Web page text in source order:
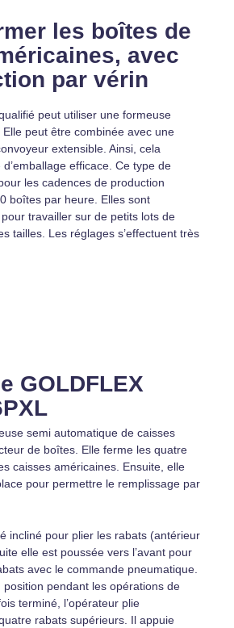
les boîtes de
avec
par vérin
peut utiliser une formeuse
peut être combinée avec une
extensible. Ainsi, cela
efficace. Ce type de
les cadences de production
boîtes par heure. Elles sont
travailler sur de petits lots de
tailles. Les réglages s’effectuent très
GOLDFLEX
semi automatique de caisses
de boîtes. Elle ferme les quatre
caisses américaines. Ensuite, elle
pour permettre le remplissage par
incliné pour plier les rabats (antérieur
elle est poussée vers l’avant pour
avec le commande pneumatique.
pendant les opérations de
terminé, l’opérateur plie
rabats supérieurs. Il appuie